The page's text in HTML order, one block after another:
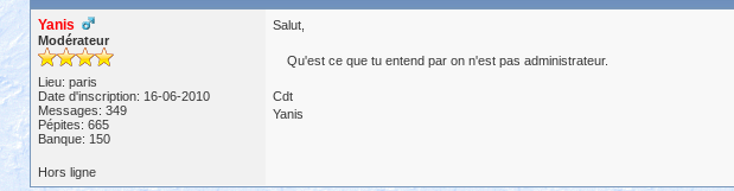
Yanis
Modérateur
Lieu: paris
Date d'inscription: 16-06-2010
Messages: 349
Pépites: 665
Banque: 150
Salut,
Qu'est ce que tu entend par on n'est pas administrateur.
Cdt
Yanis
Hors ligne